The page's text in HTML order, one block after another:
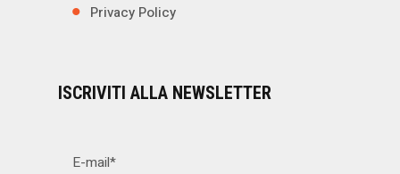
Privacy Policy
ISCRIVITI ALLA NEWSLETTER
E-mail*